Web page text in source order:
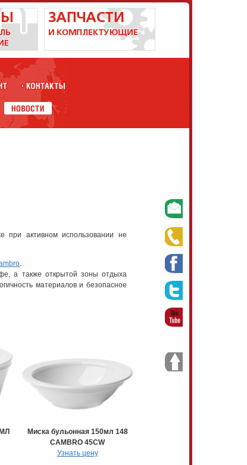
при активном использовании не
.
а также открытой зоны отдыха
материалов и безопасное
Миска бульонная 150мл 148
CAMBRO 45CW
Узнать цену